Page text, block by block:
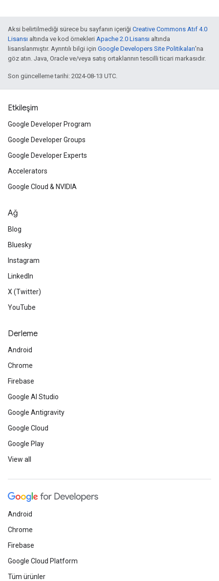
Aksi belirtilmediği sürece bu sayfanın içeriği Creative Commons Atıf 4.0
Lisansı altında ve kod örnekleri Apache 2.0 Lisansı altında
lisanslanmıştır. Ayrıntılı bilgi için Google Developers Site Politikaları'na
göz atın. Java, Oracle ve/veya satış ortaklarının tescilli ticari markasıdır.
Son güncelleme tarihi: 2024-08-13 UTC.
Etkileşim
Google Developer Program
Google Developer Groups
Google Developer Experts
Accelerators
Google Cloud & NVIDIA
Ağ
Blog
Bluesky
Instagram
LinkedIn
X (Twitter)
YouTube
Derleme
Android
Chrome
Firebase
Google AI Studio
Google Antigravity
Google Cloud
Google Play
View all
Android
Chrome
Firebase
Google Cloud Platform
Tüm ürünler